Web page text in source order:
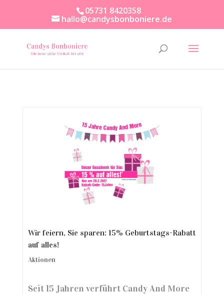
05731 8420358
hallo@candysbonboniere.de
Wir feiern, Sie sparen: 15% Geburtstags-Rabatt
auf alles!
Aktionen
Seit 15 Jahren verführt Candy And More